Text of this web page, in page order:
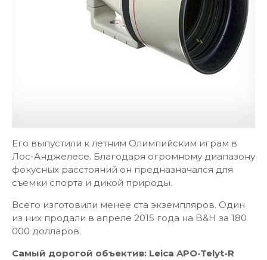
Его выпустили к летним Олимпийским играм в
Лос-Анджелесе. Благодаря огромному диапазону
фокусных расстояний он предназначался для
съемки спорта и дикой природы.
Всего изготовили менее ста экземпляров. Один
из них продали в апреле 2015 года на B&H за 180
000 долларов.
Самый дорогой объектив: Leica APO-Telyt-R